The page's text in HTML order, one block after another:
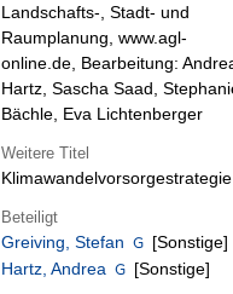
Landschafts-, Stadt- und
Raumplanung, www.agl-
online.de, Bearbeitung:
Hartz, Sascha Saad,
Bächle, Eva Lichtenberger
Weitere Titel
Klimawandelvorsorgestrategie
Beteiligt
Greiving, Stefan [Sonstige]
Hartz, Andrea
[Sonstige]